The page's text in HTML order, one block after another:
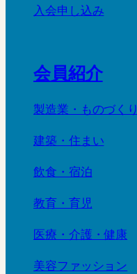
入会申し込み
会員紹介
製造業・ものづくり
建築・住まい
飲食・宿泊
教育・育児
医療・介護・健康
美容ファッション